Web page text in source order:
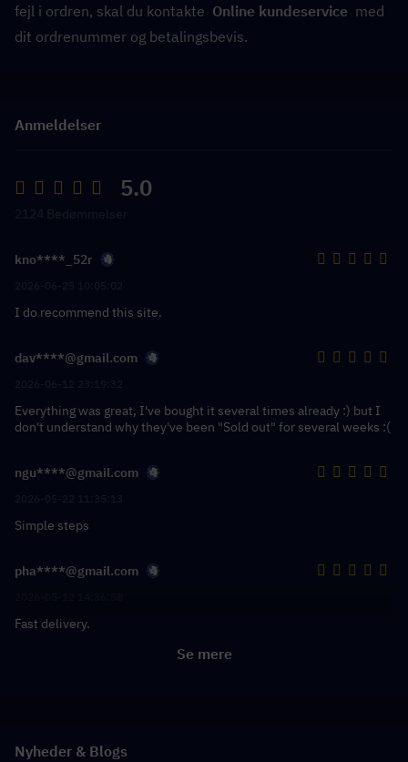
fejl i ordren, skal du kontakte Online kundeservice
  med
dit ordrenummer og betalingsbevis.
Anmeldelser
5.0
kno****_52r
I do recommend this site.
dav****@gmail.com
Everything was great, I've bought it several times already :) but I
don't understand why they've been "Sold out" for several weeks :(
ngu****@gmail.com
Simple steps
pha****@gmail.com
Fast delivery.
Se mere
Nyheder & Blogs